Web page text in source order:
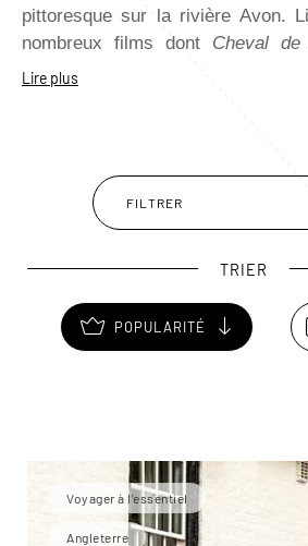
pittoresque sur la rivière Avon.
nombreux films dont Cheval de
Spielberg et la fameuse série
vendu la laine de mouton qui fit
pays. Ses quelques pubs et
halte gourmande et cosy.
Lire plus
FILTRER
TRIER
POPULARITÉ
Voyager à l’essentiel
Angleterre